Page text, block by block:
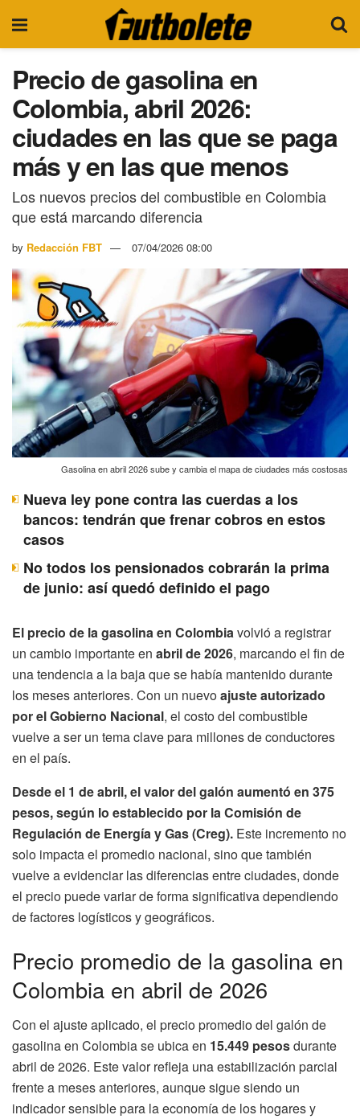
Precio de gasolina en
Colombia, abril 2026:
ciudades en las que se paga
más y en las que menos
Los nuevos precios del combustible en Colombia
que está marcando diferencia
by Redacción FBT 07/04/2026 08:00
Gasolina en abril 2026 sube y cambia el mapa de ciudades más costosas
Nueva ley pone contra las cuerdas a los
bancos: tendrán que frenar cobros en estos
casos
No todos los pensionados cobrarán la prima
de junio: así quedó definido el pago
El precio de la gasolina en Colombiavolvió a registrar
un cambio importante en abril de 2026, marcando el fin de
una tendencia a la baja que se había mantenido durante
los meses anteriores. Con un nuevoajuste autorizado
por el Gobierno Nacional, el costo del combustible
vuelve a ser un tema clave para millones de conductores
en el país.
Desde el 1 de abril, el valor del galón aumentó en 375
pesos, según lo establecido por la Comisión de
Regulación de Energía y Gas (Creg). Este incremento no
solo impacta el promedio nacional, sino que también
vuelve a evidenciar las diferencias entre ciudades, donde
el precio puede variar de forma significativa dependiendo
de factores logísticos y geográficos.
Precio promedio de la gasolina en
Colombia en abril de 2026
Con el ajuste aplicado, el precio promedio del galón de
gasolina en Colombia se ubica en 15.449 pesosdurante
abril de 2026. Este valor refleja una estabilización parcial
frente a meses anteriores, aunque sigue siendo un
indicador sensible para la economía de los hogares y